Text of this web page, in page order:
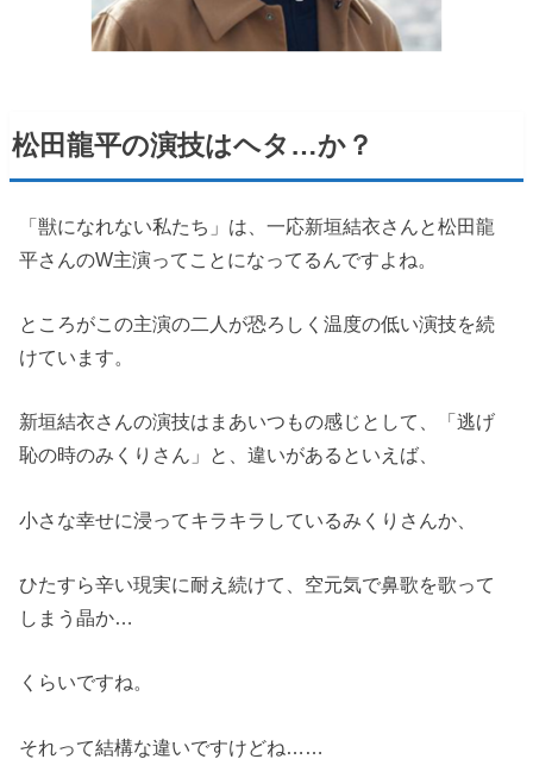
松田龍平の演技はヘタ…か？
「獣になれない私たち」は、一応新垣結衣さんと松田龍
平さんのW主演ってことになってるんですよね。
ところがこの主演の二人が恐ろしく温度の低い演技を続
けています。
新垣結衣さんの演技はまあいつもの感じとして、「逃げ
恥の時のみくりさん」と、違いがあるといえば、
小さな幸せに浸ってキラキラしているみくりさんか、
ひたすら辛い現実に耐え続けて、空元気で鼻歌を歌って
しまう晶か…
くらいですね。
それって結構な違いですけどね……